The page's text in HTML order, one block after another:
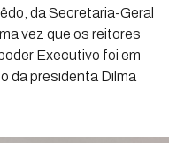
da Secretaria-Geral
vez que os reitores
Executivo foi em
da presidenta Dilma